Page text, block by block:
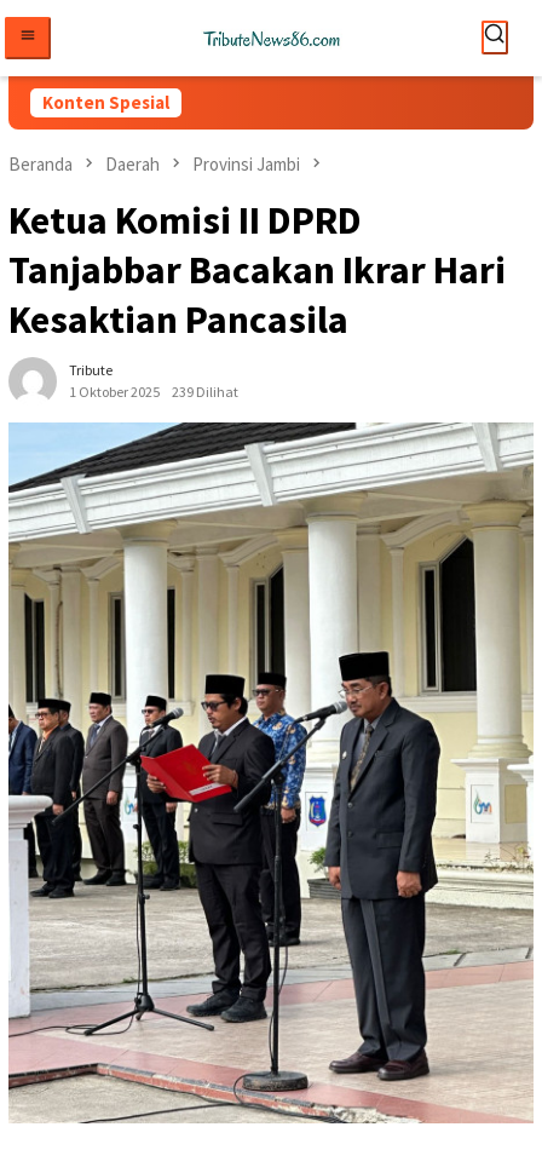
konten
Konten Spesial
Beranda Daerah Provinsi Jambi
Ketua Komisi II DPRD
Tanjabbar Bacakan Ikrar Hari
Kesaktian Pancasila
Tribute
1 Oktober 2025
239 Dilihat